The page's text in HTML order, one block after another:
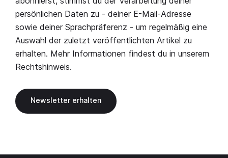
persönlichen Daten zu - deiner E-Mail-Adresse
sowie deiner Sprachpräferenz - um regelmäßig eine
Auswahl der zuletzt veröffentlichten Artikel zu
erhalten. Mehr Informationen findest du in unserem
Rechtshinweis.